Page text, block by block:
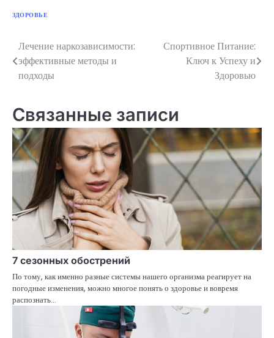
ЗДОРОВЬЕ
Навигация
по
Лечение наркозависимости:
эффективные методы и
подходы
Спортивное Питание:
Ключ к Успеху и
Здоровью
Связанные записи
7 сезонных обострений
По тому, как именно разные системы нашего организма реагирует на
погодные изменения, можно многое понять о здоровье и вовремя
распознать…